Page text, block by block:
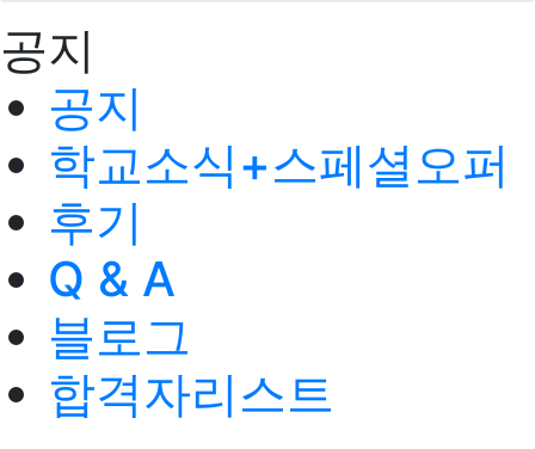
공지
공지
학교소식+스페셜오퍼
후기
Q & A
블로그
합격자리스트